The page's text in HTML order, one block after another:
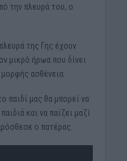
την πλευρά του, o
της Γης έχουν
μικρό ήρωα που δίνει
ασθένεια.
παιδί μας θα μπορεί να
και να παίζει μαζί
ο πατέρας.